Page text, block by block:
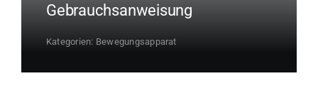
Gebrauchsanweisung
Kategorien: Bewegungsapparat